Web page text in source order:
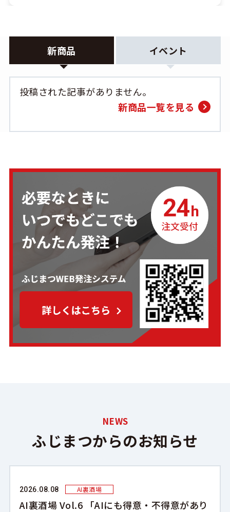
新商品 イベント
投稿された記事がありません。
新商品一覧を見る
NEWS
ふじまつからのお知らせ
2026.08.08 AI裏酒場
AI裏酒場 Vol.6 「AIにも得意・不得意があり